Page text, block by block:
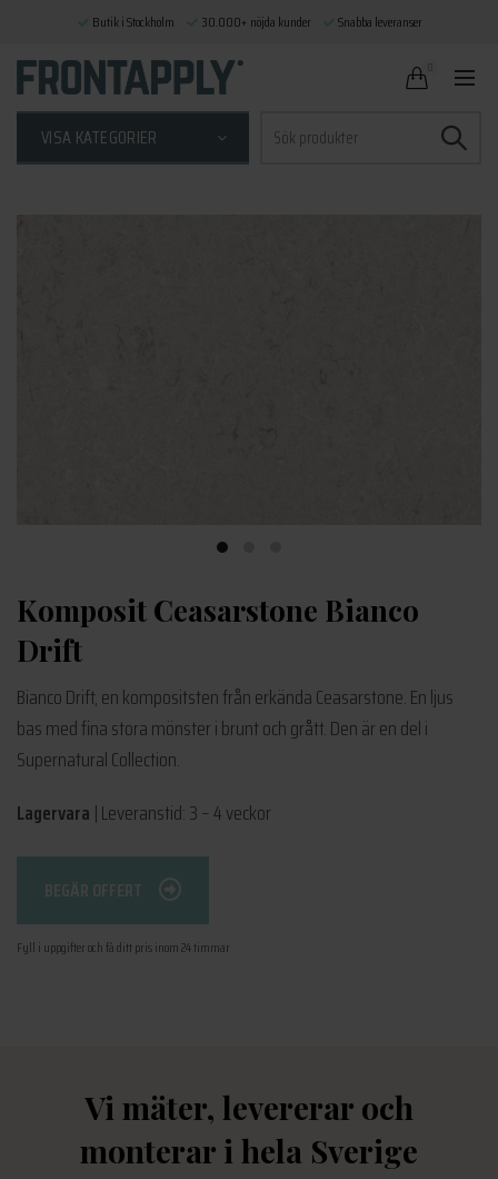
VISA KATEGORIER
efter:
Komposit Ceasarstone Bianco
Drift
Bianco Drift, en kompositsten från erkända Ceasarstone. En ljus
bas med fina stora mönster i brunt och grått. Den är en del i
Supernatural Collection.
Lagervara | Leveranstid: 3 – 4 veckor
BEGÄR OFFERT
Fyll i uppgifter och få ditt pris inom 24 timmar
Vi mäter, levererar och
monterar i hela Sverige
Butik i Stockholm 30.000+ nöjda kunder Snabba leveranser